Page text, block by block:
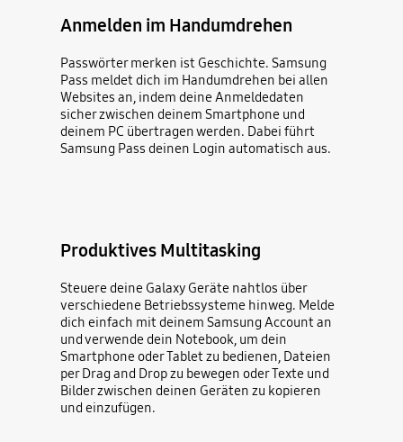
Anmelden im Handumdrehen
Passwörter merken ist Geschichte. Samsung
Pass meldet dich im Handumdrehen bei allen
Websites an, indem deine Anmeldedaten
sicher zwischen deinem Smartphone und
deinem PC übertragen werden. Dabei führt
Samsung Pass deinen Login automatisch aus.
Produktives Multitasking
Steuere deine Galaxy Geräte nahtlos über
verschiedene Betriebssysteme hinweg. Melde
dich einfach mit deinem Samsung Account an
und verwende dein Notebook, um dein
Smartphone oder Tablet zu bedienen, Dateien
per Drag and Drop zu bewegen oder Texte und
Bilder zwischen deinen Geräten zu kopieren
und einzufügen.